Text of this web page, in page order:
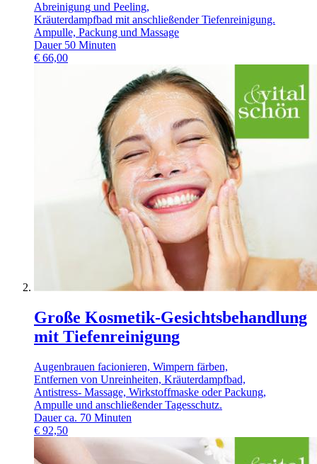
Abreinigung und Peeling,
Kräuterdampfbad mit anschließender Tiefenreinigung.
Ampulle, Packung und Massage
Dauer 50 Minuten
€ 66,00
Große Kosmetik-Gesichtsbehandlung
mit Tiefenreinigung
Augenbrauen facionieren, Wimpern färben,
Entfernen von Unreinheiten, Kräuterdampfbad,
Antistress- Massage, Wirkstoffmaske oder Packung,
Ampulle und anschließender Tagesschutz.
Dauer ca. 70 Minuten
€ 92,50